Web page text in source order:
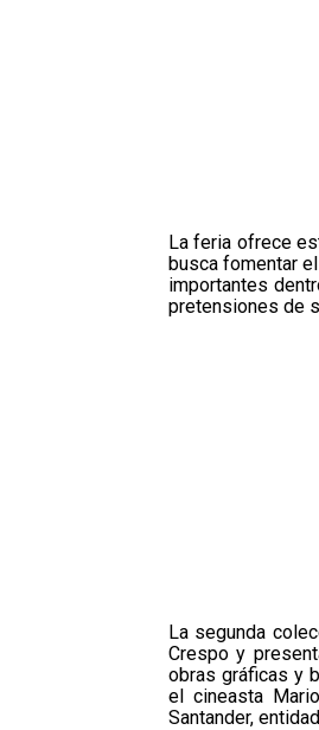
La feria ofrece
busca fomentar
importantes
pretensiones de
La segunda
Crespo y
obras gráficas y
el cineasta
Santander,